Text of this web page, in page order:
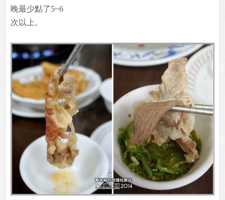
晚最少點了5~6
次以上。